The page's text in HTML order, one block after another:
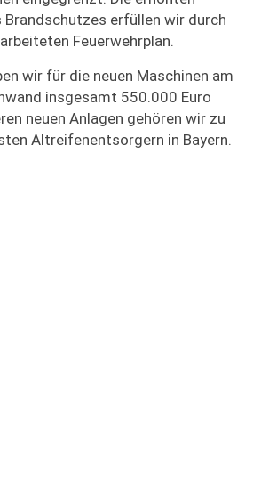
erfüllen wir durch
Feuerwehrplan.
wir für die neuen Maschinen am
insgesamt 550.000 Euro
neuen Anlagen gehören wir zu
Altreifenentsorgern in Bayern.